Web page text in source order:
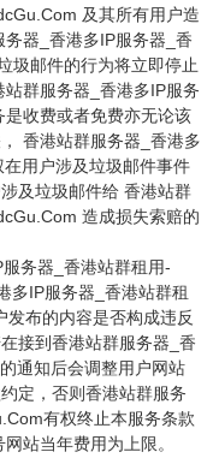
及其所有用户造
器_香港多IP服务器_香
圾邮件的行为将立即停止
群服务器_香港多IP服务
收费或者免费亦无论该
香港站群服务器_香港多
用户涉及垃圾邮件事件
及垃圾邮件给 香港站群
造成损失索赔的
务器_香港站群租用-
多IP服务器_香港站群租
布的内容是否构成违反
接到香港站群服务器_香
通知后会调整用户网站
定，否则香港站群服务
有权终止本服务条款
站当年费用为上限。